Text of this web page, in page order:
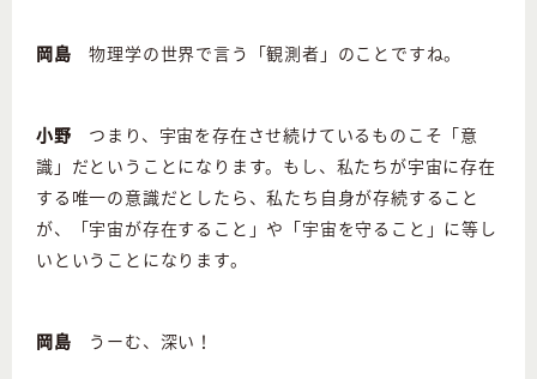
岡島物理学の世界で言う「観測者」のことですね。
小野 つまり、宇宙を存在させ続けているものこそ「意
識」だということになります。もし、私たちが宇宙に存在
する唯一の意識だとしたら、私たち自身が存続すること
が、「宇宙が存在すること」や「宇宙を守ること」に等し
いということになります。
岡島 うーむ、深い！